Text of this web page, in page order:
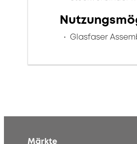
Glasfaser
Märkte